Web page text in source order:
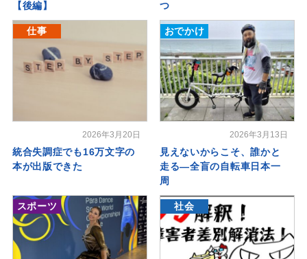
【後編】 つ
仕事
2026年3月20日
統合失調症でも16万文字の
本が出版できた
おでかけ
2026年3月13日
見えないからこそ、誰かと
走る―全盲の自転車日本一
周
スポーツ 社会